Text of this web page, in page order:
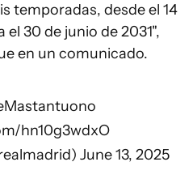
temporadas, desde el 14
30 de junio de 2031",
en un comunicado.
hn10g3wdxO
June 13, 2025